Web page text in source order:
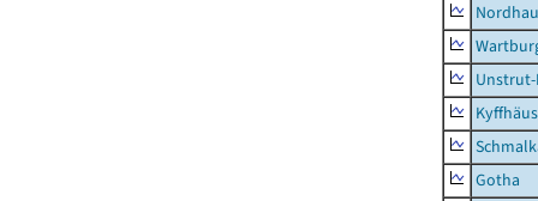
Gotha